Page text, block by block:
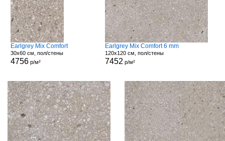
Earlgrey Mix Comfort
30x60 см, пол/стены
4756р/м²
Earlgrey Mix Comfort 6 mm
120x120 см, пол/стены
7452 р/м²